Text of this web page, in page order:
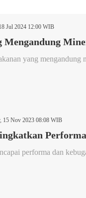
Jul 2024 12:00 WIB
Mengandung
yang mengandung
Nov 2023 08:08 WIB
performa dan